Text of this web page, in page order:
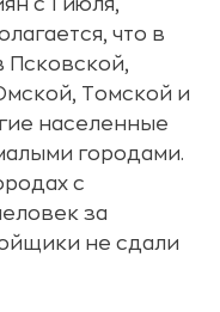
с 1 июля,
что в
Псковской,
Томской и
населенные
городами.
с
за
не сдали